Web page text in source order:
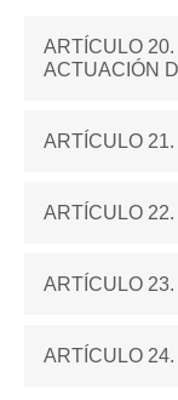
ARTÍCULO
ACTUACIÓN
ARTÍCULO
ARTÍCULO
ARTÍCULO
ARTÍCULO